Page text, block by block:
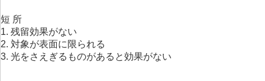
短 所
1. 残留効果がない
2. 対象が表面に限られる
3. 光をさえぎるものがあると効果がない